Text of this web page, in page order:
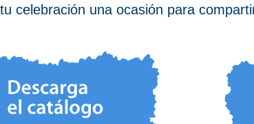
tu celebración una ocasión para